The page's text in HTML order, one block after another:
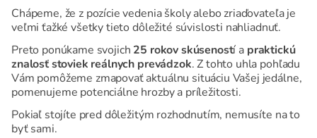
Chápeme, že z pozície vedenia školy alebo zriaďovateľa je
veľmi ťažké všetky tieto dôležité súvislosti nahliadnuť.
Preto ponúkame svojich 25 rokov skúseností a praktickú
znalosť stoviek reálnych prevádzok. Z tohto uhla pohľadu
Vám pomôžeme zmapovať aktuálnu situáciu Vašej jedálne,
pomenujeme potenciálne hrozby a príležitosti.
Pokiaľ stojíte pred dôležitým rozhodnutím, nemusíte na to
byť sami.